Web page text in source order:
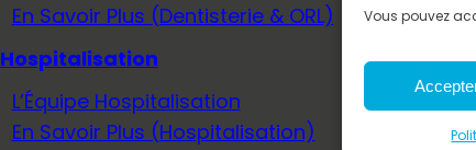
Vous pouvez
En Savoir Plus (Dentisterie & ORL)
Hospitalisation
L’Équipe Hospitalisation
En Savoir Plus (Hospitalisation)
En
En